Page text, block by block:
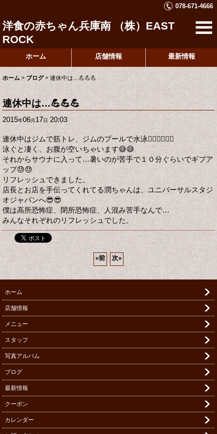
078-671-4666
洋食の赤ちゃん兵庫南 （株）EAST
ROCK
ホーム 店舗情報 最新情報
ホーム > ブログ > 連休中は…💪💪💪
連休中は…💪💪💪
2015年06月 17日20:03
連休中はジムで筋トレ、ジムのプールで水泳🏊🏿🏊🏿🏊🏿
泳ぐと凄く、お腹が空いちゃいます😅😅
それからサウナに入って…暑いのが苦手で１０分ぐらいでギブア
ップ😓😓
リフレッシュできました。
店長とお店を手伝ってくれてる潤ちゃんは、ユニバーサルスタジ
オジャパンへ😎😎
僕は高所恐怖症、閉所恐怖症、人混み苦手なんで…
みんなそれぞれのリフレッシュでした。
«前 次»
ホーム
店舗情報
メニュー
スタッフ
写真アルバム
ブログ
最新情報
クーポン
カレンダー